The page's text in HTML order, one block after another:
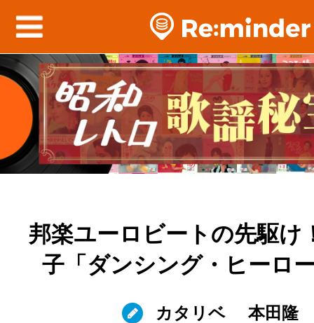
邦楽ユーロビートの先駆け
子「ダンシング・ヒーロ
カタリベ 本田隆